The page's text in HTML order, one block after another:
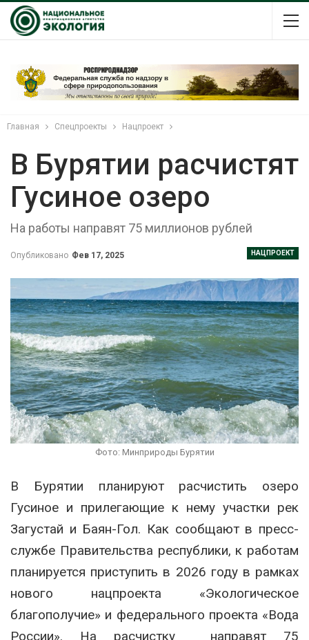
Главная Спецпроекты Нацпроект
В Бурятии расчистят
Гусиное озеро
На работы направят 75 миллионов рублей
НАЦПРОЕКТ
Опубликовано Фев 17, 2025
Фото: Минприроды Бурятии
В Бурятии планируют расчистить озеро
Гусиное и прилегающие к нему участки рек
Загустай и Баян-Гол. Как сообщают в пресс-
службе Правительства республики, к работам
планируется приступить в 2026 году в рамках
нового нацпроекта «Экологическое
благополучие» и федерального проекта «Вода
России». На расчистку направят 75